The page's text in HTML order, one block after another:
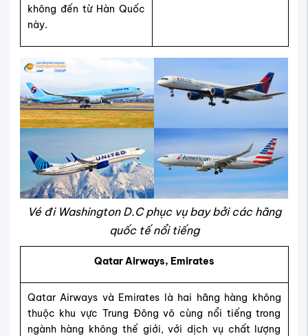
không đến từ Hàn Quốc
này.
Vé đi Washington D.C phục vụ bay bởi các hãng
quốc tế nổi tiếng
Qatar Airways, Emirates
Qatar Airways và Emirates là hai hãng hàng không
thuộc khu vực Trung Đông vô cùng nổi tiếng trong
ngành hàng không thế giới, với dịch vụ chất lượng